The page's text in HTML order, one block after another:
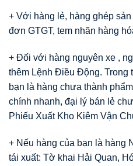
+ Với hàng lẻ, hàng ghép
đơn GTGT, tem nhãn hàng
+ Đối với hàng nguyên xe ,
thêm Lệnh Điều Động. Trong
bạn là hàng chưa thành
chính nhanh, đại lý bán lẻ
Phiếu Xuất Kho Kiêm Vận
+ Nếu hàng của bạn là hàng
tái xuất: Tờ khai Hải Quan,